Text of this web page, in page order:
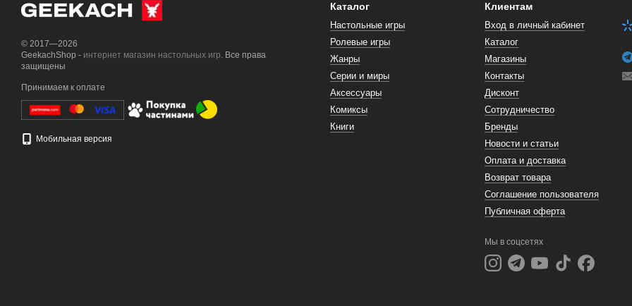
© 2017—2026
GeekachShop - интернет магазин настольных игр. Все права
защищены
Принимаем к оплате
Мобильная версия
Каталог
Настольные игры
Ролевые игры
Жанры
Серии и миры
Аксессуары
Комиксы
Книги
Клиентам
Вход в личный кабинет
Каталог
Магазины
Контакты
Дисконт
Сотрудничество
Бренды
Новости и статьи
Оплата и доставка
Возврат товара
Соглашение пользователя
Публичная оферта
Мы в соцсетях